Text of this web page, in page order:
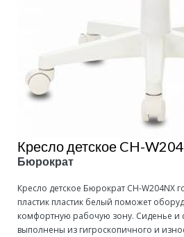
Кресло детское CH-
Бюрократ
Кресло детское Бюрократ CH-W204NX
пластик пластик белый поможет
комфортную рабочую зону. Сиденье и
выполнены из гигроскопичного и